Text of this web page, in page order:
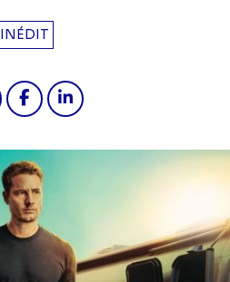
INÉDIT
Partager "2025-09-10 21:55 -
Partager "2025-09-10